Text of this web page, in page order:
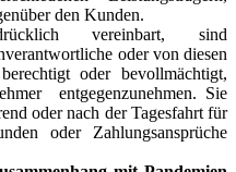
den Kunden.
vereinbart, sind
oder von diesen
oder bevollmächtigt,
entgegenzunehmen. Sie
oder nach der Tagesfahrt für
oder Zahlungsansprüche